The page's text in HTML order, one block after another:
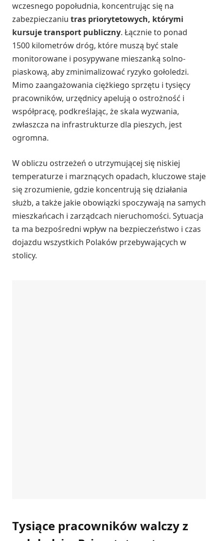
wczesnego popołudnia, koncentrując się na
zabezpieczaniu tras priorytetowych, którymi
kursuje transport publiczny. Łącznie to ponad
1500 kilometrów dróg, które muszą być stale
monitorowane i posypywane mieszanką solno-
piaskową, aby zminimalizować ryzyko gołoledzi.
Mimo zaangażowania ciężkiego sprzętu i tysięcy
pracowników, urzędnicy apelują o ostrożność i
współpracę, podkreślając, że skala wyzwania,
zwłaszcza na infrastrukturze dla pieszych, jest
ogromna.
W obliczu ostrzeżeń o utrzymującej się niskiej
temperaturze i marznących opadach, kluczowe staje
się zrozumienie, gdzie koncentrują się działania
służb, a także jakie obowiązki spoczywają na samych
mieszkańcach i zarządcach nieruchomości. Sytuacja
ta ma bezpośredni wpływ na bezpieczeństwo i czas
dojazdu wszystkich Polaków przebywających w
stolicy.
Tysiące pracowników walczy z